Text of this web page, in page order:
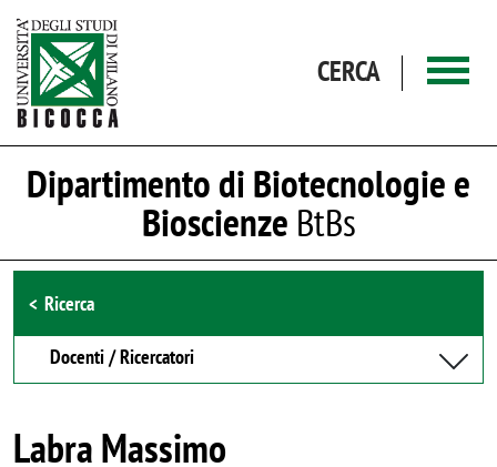
CERCA
Dipartimento di Biotecnologie e
Bioscienze BtBs
Browse the section
Ricerca
Docenti / Ricercatori
Labra Massimo